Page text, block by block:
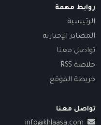
روابط مهمة
الرئيسية
المصادر الإخبارية
تواصل معنا
خلاصة RSS
خريطة الموقع
تواصل معنا